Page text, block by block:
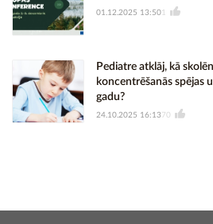
01.12.2025 13:501
Pediatre atklāj, kā
koncentrēšanās spējas
gadu?
24.10.2025 16:13 70